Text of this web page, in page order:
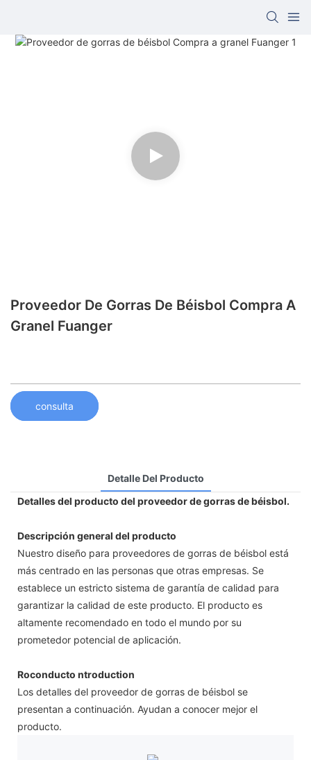
Proveedor De Gorras De Béisbol Compra A
Granel Fuanger
consulta
Detalle Del Producto
Detalles del producto del proveedor de gorras de béisbol.
Descripción general del producto
Nuestro diseño para proveedores de gorras de béisbol está
más centrado en las personas que otras empresas. Se
establece un estricto sistema de garantía de calidad para
garantizar la calidad de este producto. El producto es
altamente recomendado en todo el mundo por su
prometedor potencial de aplicación.
Roconducto ntroduction
Los detalles del proveedor de gorras de béisbol se
presentan a continuación. Ayudan a conocer mejor el
producto.